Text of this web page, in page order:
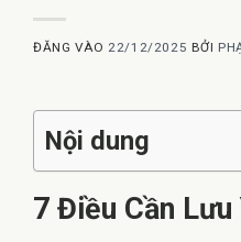
ĐĂNG VÀO 22/12/2025 BỞI
Nội dung
7 Điều Cần